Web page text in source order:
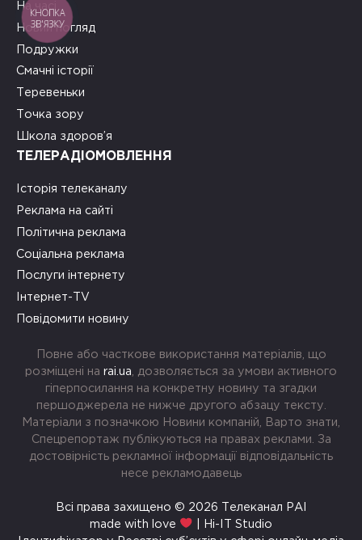
На часі
Новий погляд
Подружки
Смачні історії
Теревеньки
Точка зору
Школа здоров’я
ТЕЛЕРАДІОМОВЛЕННЯ
Історія телеканалу
Реклама на сайті
Політична реклама
Соціальна реклама
Послуги інтернету
Інтернет-TV
Повідомити новину
Повне або часткове використання матеріалів, що
розміщені на rai.ua , дозволяється за умови активного
гіперпосилання на конкретну новину та згадки
першоджерела не нижче другого абзацу тексту.
Матеріали з позначкою Новини компаній, Варто знати,
Спецрепортаж публікуються на правах реклами. За
достовірність рекламної інформації відповідальність
несе рекламодавець
Всі права захищено © 2026 Телеканал РАІ
made with love
| Hi-IT Studio
КНОПКА
ЗВ'ЯЗКУ